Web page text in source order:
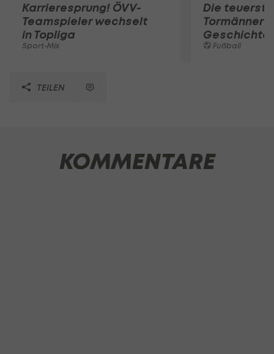
Karrieresprung! ÖVV-
Teamspieler wechselt
in Topliga
Sport-Mix
Die
Tormänner
Geschichte
Fußball
TEILEN
KOMMENTARE